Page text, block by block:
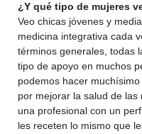
¿Y qué tipo de mujeres
Veo chicas jóvenes y
medicina integrativa cada
términos generales, todas
tipo de apoyo en muchos
podemos hacer
por mejorar la salud de
una profesional con un
les receten lo mismo que